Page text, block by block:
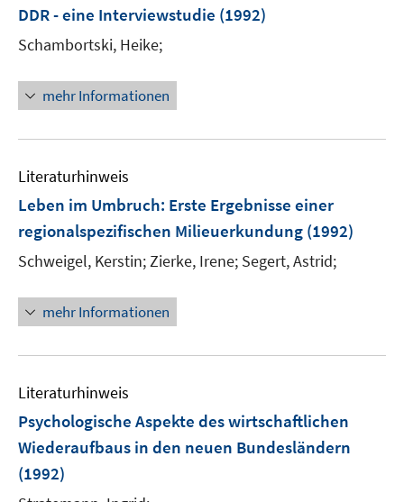
DDR - eine Interviewstudie (1992)
Schambortski, Heike;
mehr Informationen
Literaturhinweis
Leben im Umbruch: Erste Ergebnisse einer
regionalspezifischen Milieuerkundung (1992)
Schweigel, Kerstin;Zierke, Irene; Segert, Astrid;
mehr Informationen
Literaturhinweis
Psychologische Aspekte des wirtschaftlichen
Wiederaufbaus in den neuen Bundesländern
(1992)